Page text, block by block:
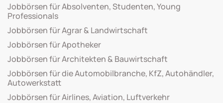
Jobbörsen für Absolventen, Studenten, Young
Professionals
Jobbörsen für Agrar & Landwirtschaft
Jobbörsen für Apotheker
Jobbörsen für Architekten & Bauwirtschaft
Jobbörsen für die Automobilbranche, KfZ, Autohändler,
Autowerkstatt
Jobbörsen für Airlines, Aviation, Luftverkehr